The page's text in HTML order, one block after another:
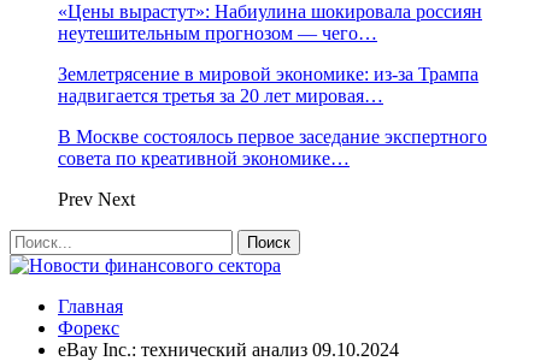
«Цены вырастут»: Набиулина шокировала россиян
неутешительным прогнозом — чего…
Землетрясение в мировой экономике: из-за Трампа
надвигается третья за 20 лет мировая…
В Москве состоялось первое заседание экспертного
совета по креативной экономике…
Prev Next
Главная
Форекс
eBay Inc.: технический анализ 09.10.2024